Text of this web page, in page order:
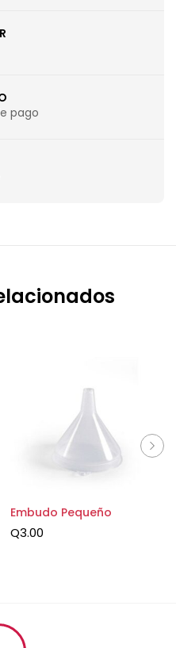
pago
Embudo Pequeño
Q3.00